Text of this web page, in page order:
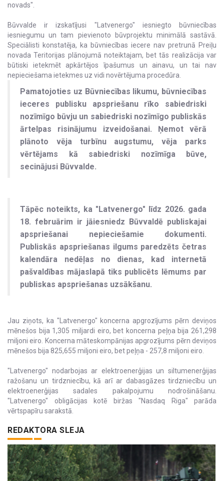
novads".
Būvvalde ir izskatījusi "Latvenergo" iesniegto būvniecības
iesniegumu un tam pievienoto būvprojektu minimālā sastāvā.
Speciālisti konstatēja, ka būvniecības iecere nav pretrunā Preiļu
novada Teritorijas plānojumā noteiktajam, bet tās realizācija var
būtiski ietekmēt apkārtējos īpašumus un ainavu, un tai nav
nepieciešama ietekmes uz vidi novērtējuma procedūra.
Pamatojoties uz Būvniecības likumu, būvniecības
ieceres publisku apspriešanu rīko sabiedriski
nozīmīgo būvju un sabiedriski nozīmīgo publiskās
ārtelpas risinājumu izveidošanai. Ņemot vērā
plānoto vēja turbīnu augstumu, vēja parks
vērtējams kā sabiedriski nozīmīga būve,
secinājusi Būvvalde.
Tāpēc noteikts, ka "Latvenergo" līdz 2026. gada
18. februārim ir jāiesniedz Būvvaldē publiskajai
apspriešanai nepieciešamie dokumenti.
Publiskās apspriešanas ilgums paredzēts četras
kalendāra nedēļas no dienas, kad internetā
pašvaldības mājaslapā tiks publicēts lēmums par
publiskas apspriešanas uzsākšanu.
Jau ziņots, ka "Latvenergo" koncerna apgrozījums pērn deviņos
mēnešos bija 1,305 miljardi eiro, bet koncerna peļņa bija 261,298
miljoni eiro. Koncerna māteskompānijas apgrozījums pērn deviņos
mēnešos bija 825,655 miljoni eiro, bet peļņa - 257,8 miljoni eiro.
"Latvenergo" nodarbojas ar elektroenerģijas un siltumenerģijas
ražošanu un tirdzniecību, kā arī ar dabasgāzes tirdzniecību un
elektroenerģijas sadales pakalpojumu nodrošināšanu.
"Latvenergo" obligācijas kotē biržas "Nasdaq Riga" parāda
vērtspapīru sarakstā.
REDAKTORA SLEJA